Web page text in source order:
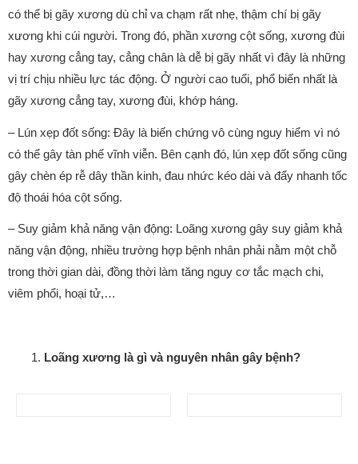
có thể bị gãy xương dù chỉ va chạm rất nhẹ, thậm chí bị gãy
xương khi cúi người. Trong đó, phần xương cột sống, xương đùi
hay xương cẳng tay, cẳng chân là dễ bị gãy nhất vì đây là những
vị trí chịu nhiều lực tác động. Ở người cao tuổi, phổ biến nhất là
gãy xương cẳng tay, xương đùi, khớp háng.
– Lún xẹp đốt sống: Đây là biến chứng vô cùng nguy hiểm vì nó
có thể gây tàn phế vĩnh viễn. Bên cạnh đó, lún xẹp đốt sống cũng
gây chèn ép rễ dây thần kinh, đau nhức kéo dài và đẩy nhanh tốc
độ thoái hóa cột sống.
– Suy giảm khả năng vận động: Loãng xương gây suy giảm khả
năng vận động, nhiều trường hợp bệnh nhân phải nằm một chỗ
trong thời gian dài, đồng thời làm tăng nguy cơ tắc mạch chi,
viêm phổi, hoại tử,…
Loãng xương là gì và nguyên nhân gây bệnh?